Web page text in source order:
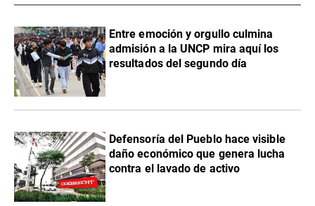
Entre emoción y orgullo culmina
admisión a la UNCP mira aquí los
resultados del segundo día
Defensoría del Pueblo hace visible
daño económico que genera lucha
contra el lavado de activo